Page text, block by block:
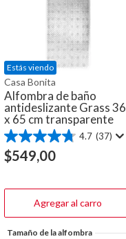
Estás viendo
Casa Bonita
Alfombra de baño
antideslizante Grass 36
x 65 cm transparente
4.7 (37)
4.7
de
5
$549,00
Agregar al carro
Tamaño de la alfombra